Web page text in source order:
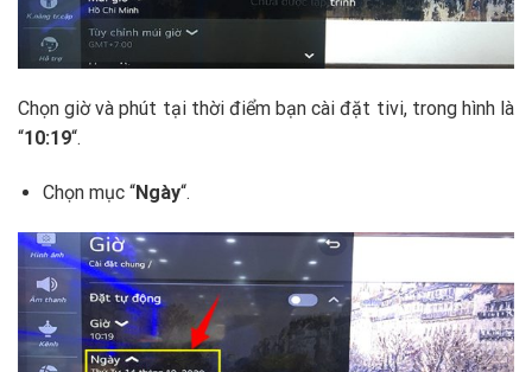
Chọn giờ và phút tại thời điểm bạn cài đặt tivi, trong hình là
“10:19“.
Chọn mục “Ngày“.